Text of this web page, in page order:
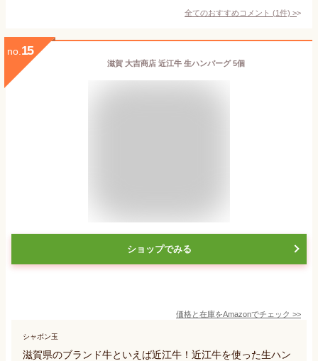
全てのおすすめコメント (1件) >
no. 15
滋賀 大吉商店 近江牛 生ハンバーグ 5個
ショップでみる
価格と在庫をAmazonでチェック >>
シャボン玉
滋賀県のブランド牛といえば近江牛！近江牛を使った生ハン